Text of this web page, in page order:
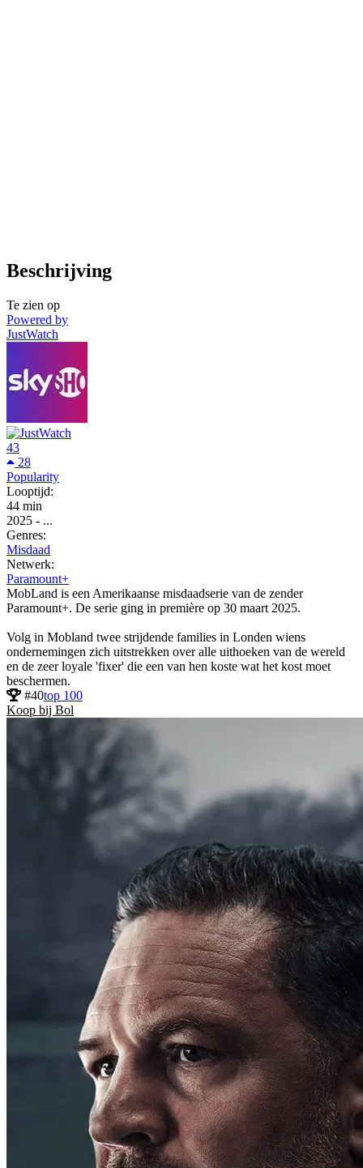
Beschrijving
Te zien op
Powered by
JustWatch
43
28
Popularity
Looptijd:
44 min
2025 - ...
Genres:
Misdaad
Netwerk:
Paramount+
MobLand is een Amerikaanse misdaadserie van de zender
Paramount+. De serie ging in première op 30 maart 2025.
Volg in Mobland twee strijdende families in Londen wiens
ondernemingen zich uitstrekken over alle uithoeken van de wereld
en de zeer loyale 'fixer' die een van hen koste wat het kost moet
beschermen.
#40top 100
Koop bij Bol